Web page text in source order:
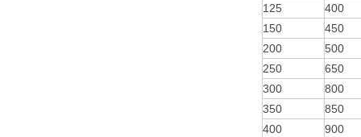
125
400
150
450
200
500
250
650
300
800
350
850
400
900